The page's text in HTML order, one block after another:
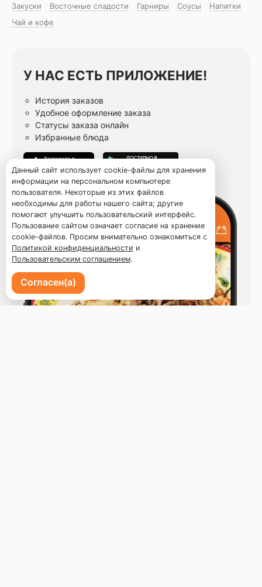
Закуски
Восточные сладости Гарниры Соусы
Напитки
Чай и кофе
У НАС ЕСТЬ ПРИЛОЖЕНИЕ!
История заказов
Удобное оформление заказа
Статусы заказа онлайн
Избранные блюда
Данный сайт использует cookie-файлы для хранения
информации на персональном компьютере
пользователя. Некоторые из этих файлов
необходимы для работы нашего сайта; другие
помогают улучшить пользовательский интерфейс.
Пользование сайтом означает согласие на хранение
cookie-файлов. Просим внимательно ознакомиться с
Политикой конфиденциальности и
Пользовательским соглашением.
Согласен(а)